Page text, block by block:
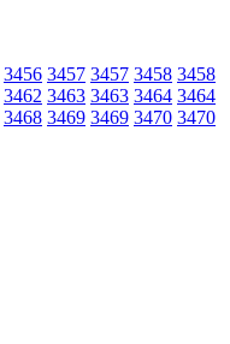
3456 3457 3457 3458 3458
3462 3463 3463 3464 3464
3468 3469 3469 3470 3470